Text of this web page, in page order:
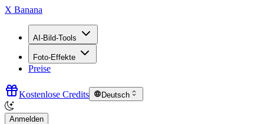
X Banana
AI-Bild-Tools
Foto-Effekte
Preise
Kostenlose Credits Deutsch
Anmelden